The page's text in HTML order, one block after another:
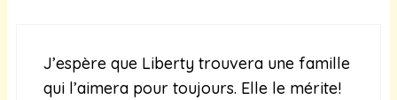
J’espère que Liberty trouvera une famille
qui l’aimera pour toujours. Elle le mérite!